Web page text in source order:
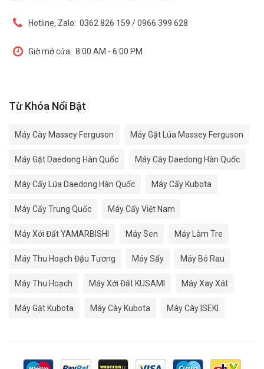
Hotline, Zalo: 0362 826 159 / 0966 399 628
Giờ mở cửa: 8:00 AM - 6:00 PM
Từ Khóa Nổi Bật
Máy Cày Massey Ferguson Máy Gặt Lúa Massey Ferguson
Máy Gặt Daedong Hàn Quốc Máy Cày Daedong Hàn Quốc
Máy Cấy Lúa Daedong Hàn Quốc Máy Cấy Kubota
Máy Cấy Trung Quốc Máy Cấy Việt Nam
Máy Xới Đất YAMARBISHI Máy Sen Máy Làm Tre
Máy Thu Hoạch Đậu Tương Máy Sấy Máy Bó Rau
Máy Thu Hoạch Máy Xới Đất KUSAMI Máy Xay Xát
Máy Gặt Kubota Máy Cày Kubota Máy Cày ISEKI